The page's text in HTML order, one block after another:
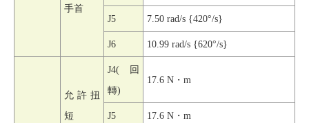
手首
J5 7.50 rad/s {420°/s}
J6 10.99 rad/s {620°/s}
允許扭
短
J4( 回
轉)
17.6 N ・m
J5 17.6 N ・m